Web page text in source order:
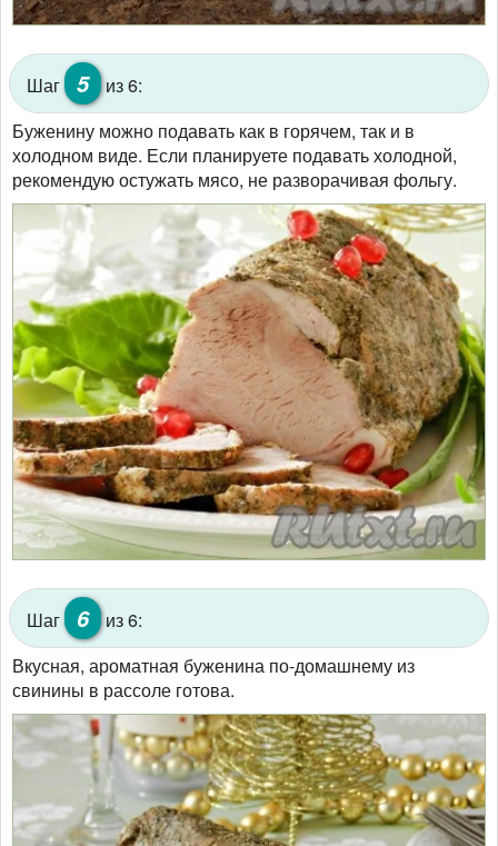
Шаг 5
из 6:
Буженину можно подавать как в горячем, так и в
холодном виде. Если планируете подавать холодной,
рекомендую остужать мясо, не разворачивая фольгу.
Шаг 6
из 6:
Вкусная, ароматная буженина по-домашнему из
свинины в рассоле готова.